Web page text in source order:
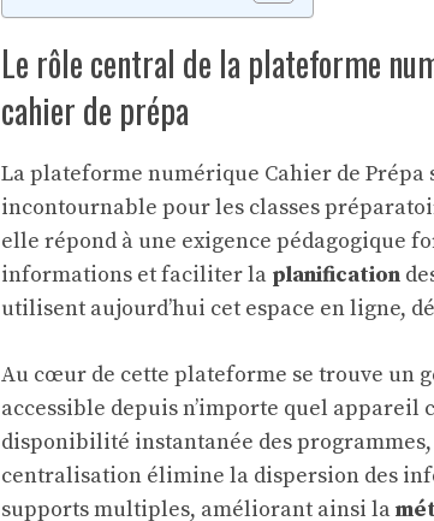
Le rôle central de la plateforme
cahier de prépa
La plateforme numérique Cahier de Prépa
incontournable pour les classes
elle répond à une exigence pédagogique
informations et faciliter la planification
utilisent aujourd’hui cet espace en ligne,
Au cœur de cette plateforme se trouve un
accessible depuis n’importe quel appareil
disponibilité instantanée des programmes,
centralisation élimine la dispersion des
supports multiples, améliorant ainsi la